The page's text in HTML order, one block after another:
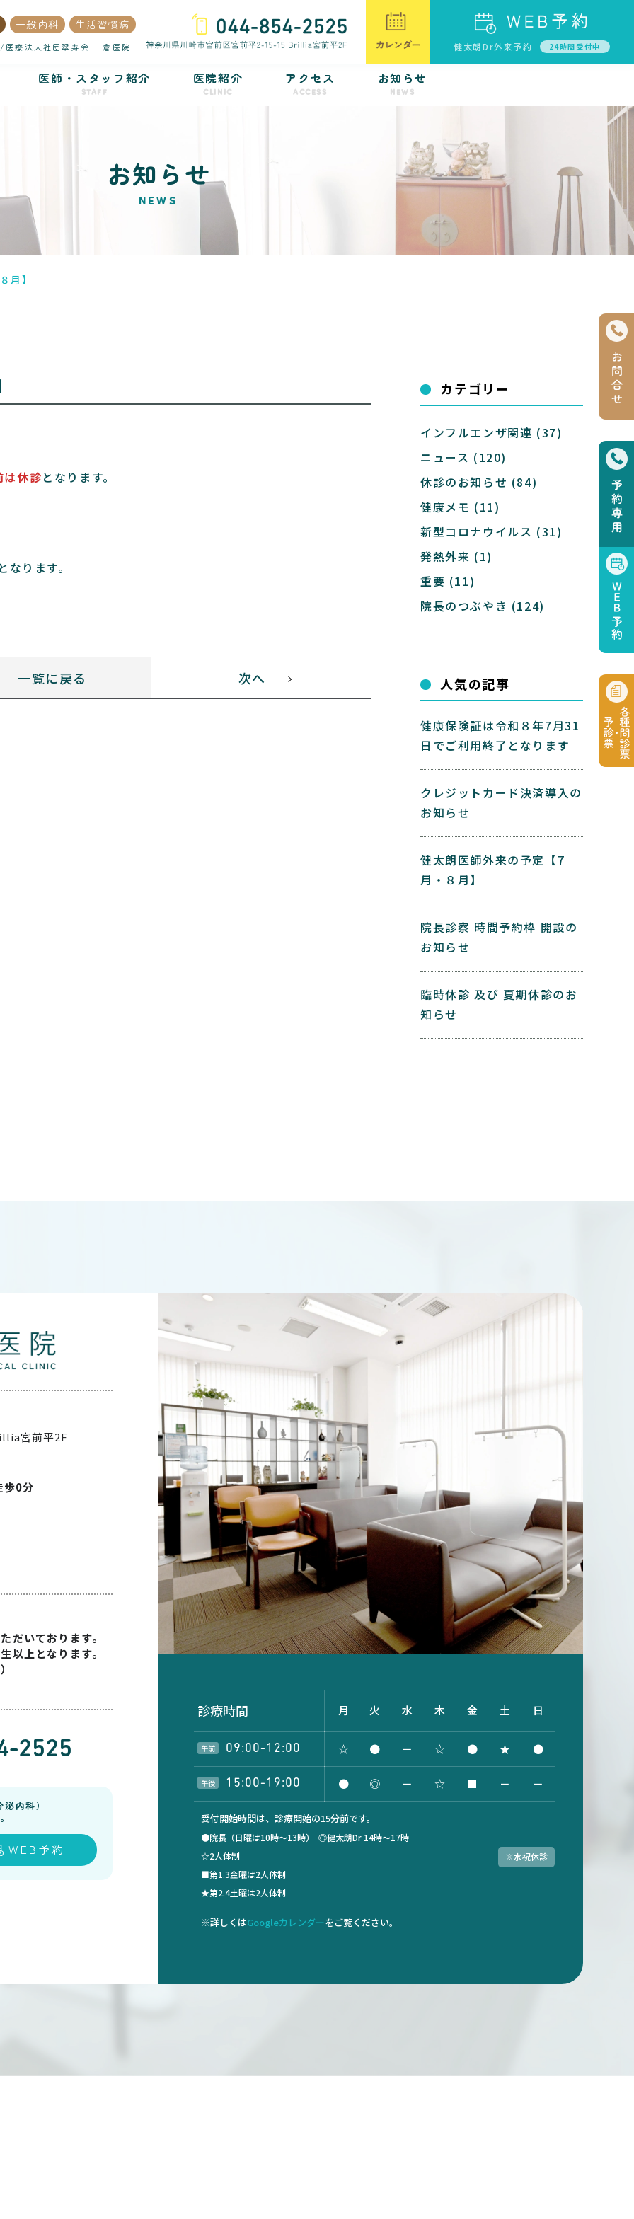
一般内科 生活習慣病
療法人社団翠寿会 三倉医院 健太朗Dr外来予約 24時間受付中
医師・スタッフ紹介
STAFF
医院紹介
CLINIC
アクセス
ACCESS
お知らせ
NEWS
お知らせ
NEWS
月】
は休診となります。
ります。
一覧に戻る 次へ
カテゴリー
インフルエンザ関連 (37)
ニュース (120)
休診のお知らせ (84)
健康メモ (11)
新型コロナウイルス (31)
発熱外来 (1)
重要 (11)
院長のつぶやき (124)
人気の記事
健康保険証は令和８年7月31
日でご利用終了となります
クレジットカード決済導入の
お知らせ
健太朗医師外来の予定【7
月・８月】
院長診察 時間予約枠 開設の
お知らせ
臨時休診 及び 夏期休診のお
知らせ
宮前平2F
0分
だいております。
以上となります。
2525
内科）
WEB予約
診療時間 月 火 水 木 金 土 日
午前 09:00-12:00 ☆ ● － ☆ ● ★ ●
午後 15:00-19:00 ● ◎ － ☆ ■ － －
受付開始時間は、診療開始の15分前です。
●院長（日曜は10時～13時） ◎健太朗Dr 14時～17時
☆2人体制
■第1.3金曜は2人体制
★第2.4土曜は2人体制
※水祝休診
※詳しくはGoogleカレンダーをご覧ください。